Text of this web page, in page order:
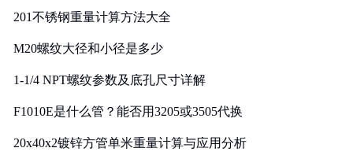
201不锈钢重量计算方法大全
M20螺纹大径和小径是多少
1-1/4 NPT螺纹参数及底孔尺寸详解
F1010E是什么管？能否用3205或3505代换
20x40x2镀锌方管单米重量计算与应用分析